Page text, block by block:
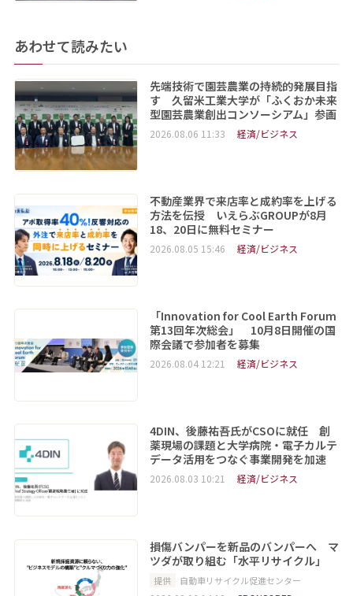
あわせて読みたい
先端技術で園芸農業の持続的発展目指
す 久留米工業大学が「ふくおか未来
型園芸農業創出コンソーシアム」参画
2026.08.06 11:33 経済/ビジネス
不動産業界で来店率と成約率を上げる
方法を伝授 いえらぶGROUPが8月
18、20日に無料セミナー
2026.08.05 15:46 経済/ビジネス
「Innovation for Cool Earth Forum
第13回年次総会」 10月8日開催の国
際会議で参加者を募集
2026.08.04 12:21 経済/ビジネス
4DIN、後藤祐吾氏がCSOに就任 創
薬現場の課題と大学病院・電子カルテ
データ活用をつなぐ事業開発を加速
2026.08.03 10:21 経済/ビジネス
損傷バンパーを新品のバンパーへ マ
ツダが取り組む「水平リサイクル」
提供 自動車リサイクル促進センター